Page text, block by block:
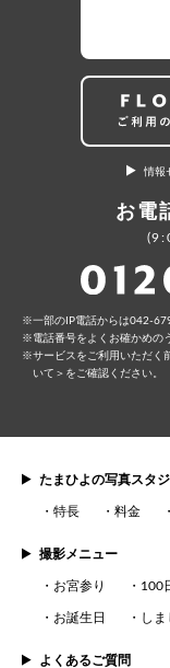
情報
お電
⼀部のIP電話からは042-
電話番号をよくお確かめの
サービスをご利⽤いただく
いて＞ をご確認ください。
たまひよの写真スタ
特長 料金
撮影メニュー
お宮参り 100
お誕生日 しま
よくあるご質問